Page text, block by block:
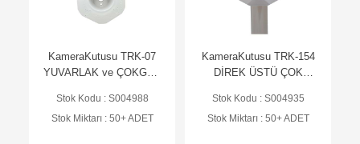
KameraKutusu TRK-07
YUVARLAK ve ÇOKGEN
FLANŞI-BEYAZ
Stok Kodu : S004988
Stok Miktarı : 50+ ADET
KameraKutusu TRK-154
DİREK ÜSTÜ ÇOK
Stok Kodu : S004935
Stok Miktarı : 50+ ADET